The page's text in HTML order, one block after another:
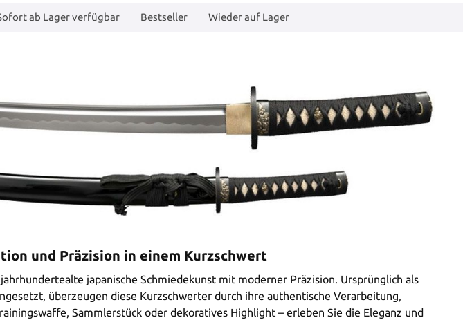
ab Lager verfügbar Bestseller Wieder auf Lager
und Präzision in einem Kurzschwert
japanische Schmiedekunst mit moderner Präzision. Ursprünglich als
überzeugen diese Kurzschwerter durch ihre authentische Verarbeitung,
Sammlerstück oder dekoratives Highlight – erleben Sie die Eleganz und